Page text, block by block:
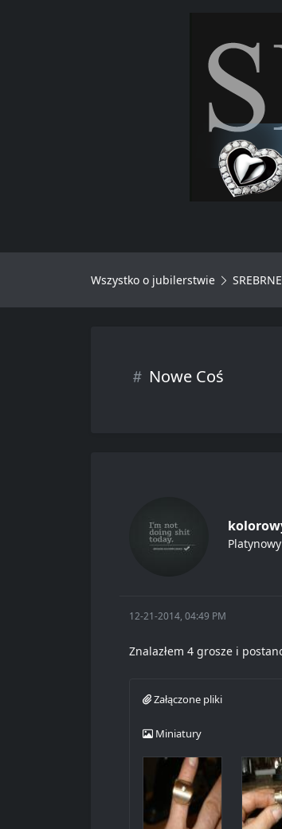
Wszystko o jubilerstwie
Nowe Coś
Platynowy
12-21-2014, 04:49 PM
Znalazłem 4 grosze i
Załączone pliki
Miniatury